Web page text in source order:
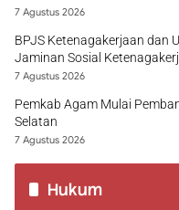
7 Agustus 2026
BPJS Ketenagakerjaan dan
Jaminan Sosial
7 Agustus 2026
Pemkab Agam Mulai
Selatan
7 Agustus 2026
Hukum